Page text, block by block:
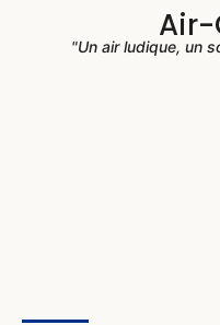
"Un air ludique, un